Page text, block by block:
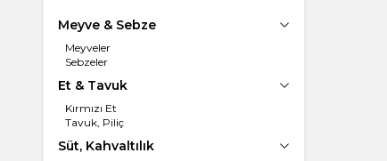
Meyve & Sebze
Meyveler
Sebzeler
Et & Tavuk
Kırmızı Et
Tavuk, Piliç
Süt, Kahvaltılık